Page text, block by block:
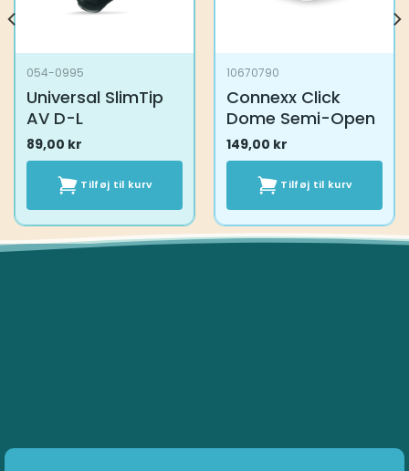
054-0995
Universal SlimTip
AV D-L
89,00 kr
Tilføj til kurv
10670790
Connexx Click
Dome Semi-Open
149,00 kr
Tilføj til kurv